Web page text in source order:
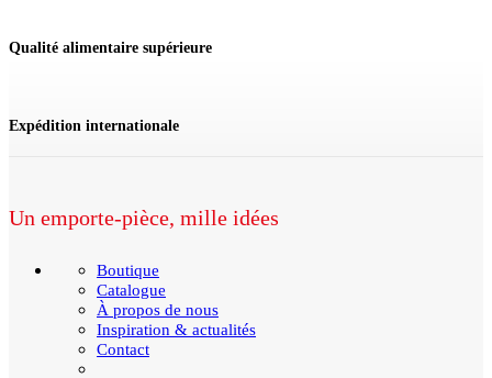
Qualité alimentaire supérieure
Expédition internationale
Un emporte-pièce, mille idées
Boutique
Catalogue
À propos de nous
Inspiration & actualités
Contact